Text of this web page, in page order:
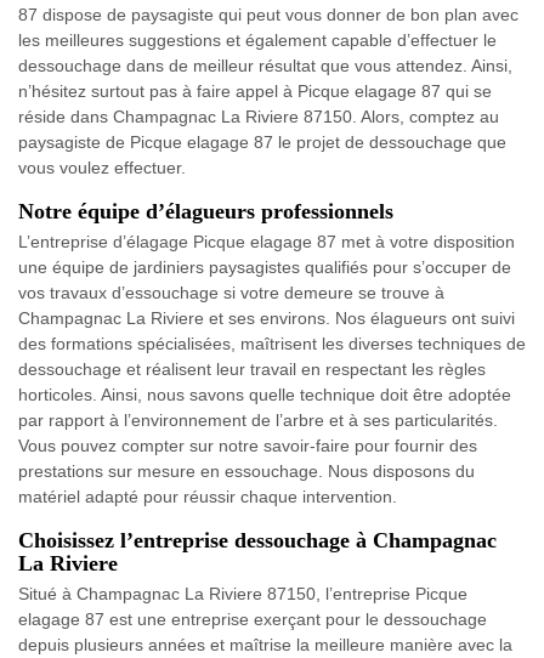
87 dispose de paysagiste qui peut vous donner de bon plan avec
les meilleures suggestions et également capable d’effectuer le
dessouchage dans de meilleur résultat que vous attendez. Ainsi,
n’hésitez surtout pas à faire appel à Picque elagage 87 qui se
réside dans Champagnac La Riviere 87150. Alors, comptez au
paysagiste de Picque elagage 87 le projet de dessouchage que
vous voulez effectuer.
Notre équipe d’élagueurs professionnels
L’entreprise d’élagage Picque elagage 87 met à votre disposition
une équipe de jardiniers paysagistes qualifiés pour s’occuper de
vos travaux d’essouchage si votre demeure se trouve à
Champagnac La Riviere et ses environs. Nos élagueurs ont suivi
des formations spécialisées, maîtrisent les diverses techniques de
dessouchage et réalisent leur travail en respectant les règles
horticoles. Ainsi, nous savons quelle technique doit être adoptée
par rapport à l’environnement de l’arbre et à ses particularités.
Vous pouvez compter sur notre savoir-faire pour fournir des
prestations sur mesure en essouchage. Nous disposons du
matériel adapté pour réussir chaque intervention.
Choisissez l’entreprise dessouchage à Champagnac
La Riviere
Situé à Champagnac La Riviere 87150, l’entreprise Picque
elagage 87 est une entreprise exerçant pour le dessouchage
depuis plusieurs années et maîtrise la meilleure manière avec la